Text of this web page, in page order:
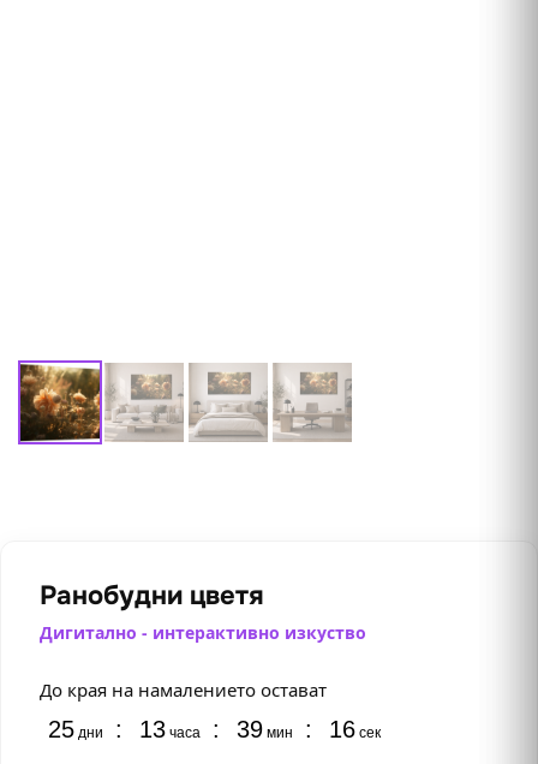
Ранобудни цветя
Дигитално - интерактивно изкуство
До края на намалението остават
25 дни : 13 часа : 39 мин : 16 сек